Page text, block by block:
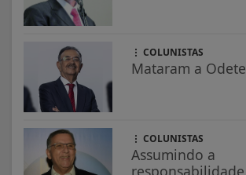
COLUNISTAS
Mataram a Odete
COLUNISTAS
Assumindo a
responsabilidade